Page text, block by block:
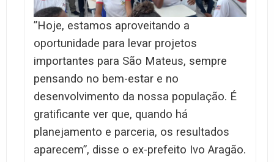
”Hoje, estamos aproveitando a
oportunidade para levar projetos
importantes para São Mateus, sempre
pensando no bem-estar e no
desenvolvimento da nossa população. É
gratificante ver que, quando há
planejamento e parceria, os resultados
aparecem”, disse o ex-prefeito Ivo Aragão.